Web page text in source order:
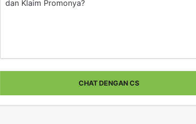
CHAT DENGAN CS